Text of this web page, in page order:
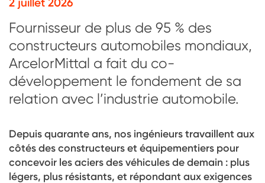
Fournisseur de plus de 95 % des
constructeurs automobiles mondiaux,
ArcelorMittal a fait du co-
développement le fondement de sa
relation avec l’industrie automobile.
Depuis quarante ans, nos ingénieurs travaillent aux
côtés des constructeurs et équipementiers pour
concevoir les aciers des véhicules de demain : plus
légers, plus résistants, et répondant aux exigences